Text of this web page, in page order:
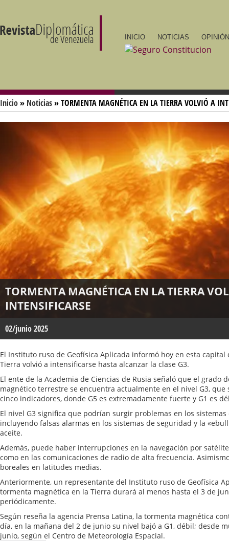
INICIO NOTICIAS
Inicio» Noticias» TORMENTA MAGNÉTICA EN LA TIERRA VOLVIÓ A
TORMENTA MAGNÉTICA EN LA TIERRA
INTENSIFICARSE
02/junio 2025
El Instituto ruso de Geofísica Aplicada informó hoy en esta
Tierra volvió a intensificarse hasta alcanzar la clase G3.
El ente de la Academia de Ciencias de Rusia señaló que el grado
magnético terrestre se encuentra actualmente en el nivel G3,
cinco indicadores, donde G5 es extremadamente fuerte y G1 es
El nivel G3 significa que podrían surgir problemas en los
incluyendo falsas alarmas en los sistemas de seguridad y la
aceite.
Además, puede haber interrupciones en la navegación por
como en las comunicaciones de radio de alta frecuencia.
boreales en latitudes medias.
Anteriormente, un representante del Instituto ruso de Geofísica
tormenta magnética en la Tierra durará al menos hasta el 3 de
periódicamente.
Según reseña la agencia Prensa Latina, la tormenta magnética
día, en la mañana del 2 de junio su nivel bajó a G1, débil; desde
junio, según el Centro de Meteorología Espacial.